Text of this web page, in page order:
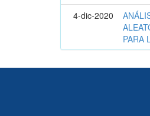
4-dic-2020
PARA